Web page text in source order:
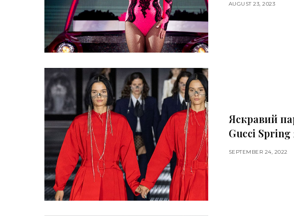
AUGUST 23, 2023
Яскравий
Gucci Spring
SEPTEMBER 24, 2022